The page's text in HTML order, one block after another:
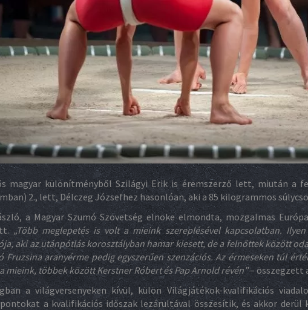
magyar különítményből Szilágyi Erik is éremszerző lett, miután a
2., lett, Délczeg Józsefhez hasonlóan, aki a 85 kilogrammos
a Magyar Szumó Szövetség elnöke elmondta, mozgalmas
„Több meglepetés is volt a mieink szereplésével kapcsolatban.
aki az utánpótlás korosztályban hamar kiesett, de a felnőttek között
Fruzsina aranyérme pedig egyszerűen szenzációs. Az érmeseken túl
mieink, többek között Kerstner Róbert és Pap Arnold révén”– összegzett
a világversenyeken kívül, külön Világjátékok-kvalifikációs
a kvalifikációs időszak lezárultával összesítik, és akkor derül